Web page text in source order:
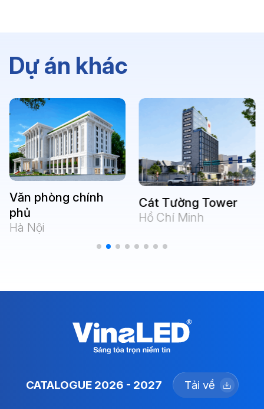
Dự án khác
Văn phòng chính
phủ
Hà Nội
Cát Tường Tower
Hồ Chí Minh
CATALOGUE 2026 - 2027 Tải về